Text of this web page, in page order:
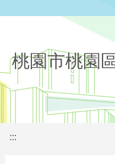
桃園市桃園
:::